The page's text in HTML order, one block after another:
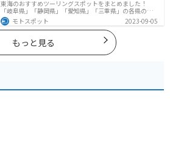
東海のおすすめツーリングスポットをまとめました！
「岐阜県」「静岡県」「愛知県」「三重県」の各県の観
光地紹介します。自然豊かな山々や湖、温泉地が点在
し、四季折々の景色を楽しめるスポットが多数ありま
す。バイクで東海にツーリングに行く際は参考にしてく
ださい。
モトスポット 2023-09-05
もっと見る